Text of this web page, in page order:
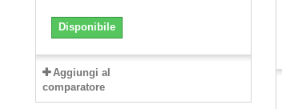
Disponibile
Aggiungi al
comparatore